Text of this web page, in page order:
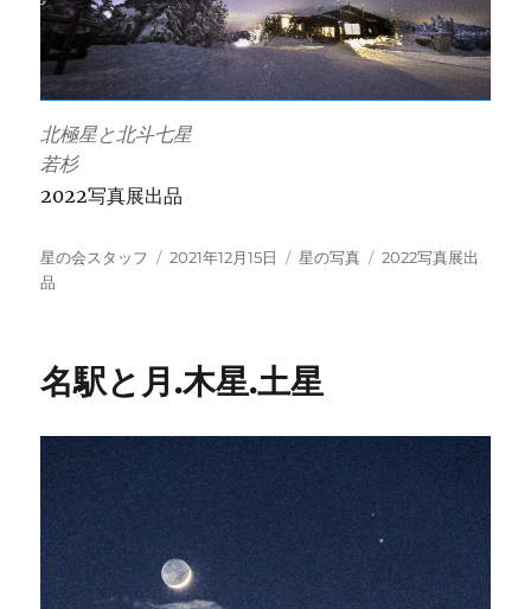
北極星と北斗七星
若杉
2022写真展出品
投
稿
星の会スタッフ
投
2021年12月15日
カ
星の写真
タ
2022写真展出
品
名駅と月.木星.土星